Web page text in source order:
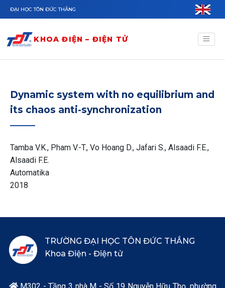
Nhảy đến nội dung
ĐẠI HỌC TÔN ĐỨC THẮNG
KHOA ĐIỆN – ĐIỆN TỬ
Dynamic system with no equilibrium and
its chaos anti-synchronization
Tamba V.K., Pham V.-T., Vo Hoang D., Jafari S., Alsaadi F.E.,
Alsaadi F.E.
Automatika
2018
TRƯỜNG ĐẠI HỌC TÔN ĐỨC THẮNG
Khoa Điện - Điện tử
